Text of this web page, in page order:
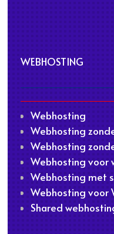
WEBHOSTING
Webhosting
Webhosting
Webhosting
Webhosting voor
Webhosting met
Webhosting voor
Shared